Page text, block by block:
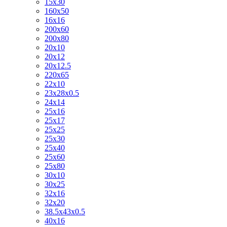
15х30
160х50
16х16
200х60
200х80
20х10
20х12
20х12.5
220х65
22х10
23х28х0.5
24х14
25х16
25х17
25х25
25х30
25х40
25х60
25х80
30х10
30х25
32х16
32х20
38.5х43х0.5
40х16